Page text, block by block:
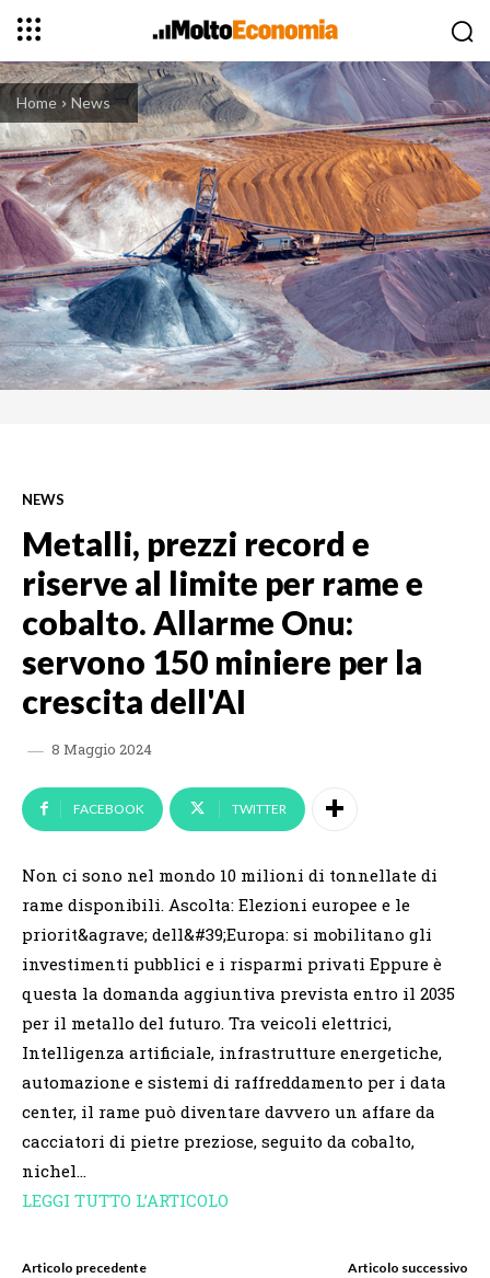
Home News
NEWS
Metalli, prezzi record e
riserve al limite per rame e
cobalto. Allarme Onu:
servono 150 miniere per la
crescita dell'AI
8 Maggio 2024
FACEBOOK TWITTER
Non ci sono nel mondo 10 milioni di tonnellate di
rame disponibili. Ascolta: Elezioni europee e le
priorit&agrave; dell&#39;Europa: si mobilitano gli
investimenti pubblici e i risparmi privati Eppure è
questa la domanda aggiuntiva prevista entro il 2035
per il metallo del futuro. Tra veicoli elettrici,
Intelligenza artificiale, infrastrutture energetiche,
automazione e sistemi di raffreddamento per i data
center, il rame può diventare davvero un affare da
cacciatori di pietre preziose, seguito da cobalto,
nichel…
LEGGI TUTTO L’ARTICOLO
Articolo precedente Articolo successivo